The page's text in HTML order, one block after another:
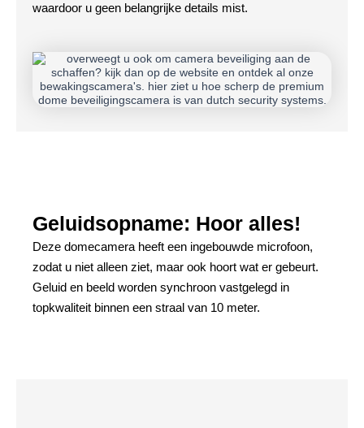
waardoor u geen belangrijke details mist.
Geluidsopname: Hoor alles!
Deze domecamera heeft een ingebouwde microfoon,
zodat u niet alleen ziet, maar ook hoort wat er gebeurt.
Geluid en beeld worden synchroon vastgelegd in
topkwaliteit binnen een straal van 10 meter.